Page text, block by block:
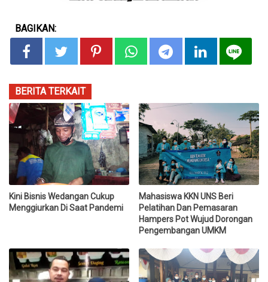
BAGIKAN:
BERITA TERKAIT
Kini Bisnis Wedangan Cukup
Menggiurkan Di Saat Pandemi
Mahasiswa KKN UNS Beri
Pelatihan Dan Pemasaran
Hampers Pot Wujud Dorongan
Pengembangan UMKM